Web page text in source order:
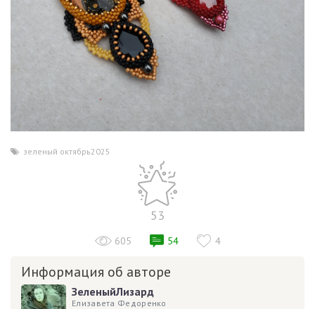
зеленый октябрь2025
53
605 54 4
Информация об авторе
ЗеленыйЛизард
Елизавета Федоренко